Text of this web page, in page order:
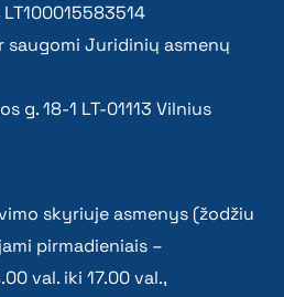
saugomi Juridinių asmenų
g. 18-1 LT-01113 Vilnius
skyriuje asmenys (žodžiu
pirmadieniais –
val. iki 17.00 val.,